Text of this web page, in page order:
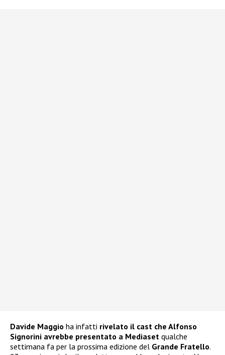
Davide Maggio ha infatti rivelato il cast che Alfonso
Signorini avrebbe presentato a Mediaset qualche
settimana fa per la prossima edizione del Grande Fratello.